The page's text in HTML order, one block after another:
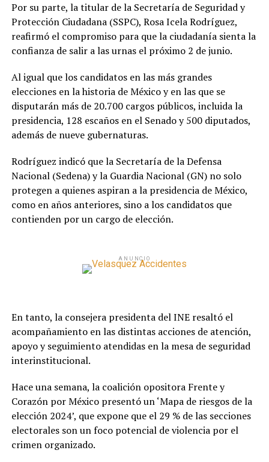
Por su parte, la titular de la Secretaría de Seguridad y
Protección Ciudadana (SSPC), Rosa Icela Rodríguez,
reafirmó el compromiso para que la ciudadanía sienta la
confianza de salir a las urnas el próximo 2 de junio.
Al igual que los candidatos en las más grandes
elecciones en la historia de México y en las que se
disputarán más de 20.700 cargos públicos, incluida la
presidencia, 128 escaños en el Senado y 500 diputados,
además de nueve gubernaturas.
Rodríguez indicó que la Secretaría de la Defensa
Nacional (Sedena) y la Guardia Nacional (GN) no solo
protegen a quienes aspiran a la presidencia de México,
como en años anteriores, sino a los candidatos que
contienden por un cargo de elección.
ANUNCIO
En tanto, la consejera presidenta del INE resaltó el
acompañamiento en las distintas acciones de atención,
apoyo y seguimiento atendidas en la mesa de seguridad
interinstitucional.
Hace una semana, la coalición opositora Frente y
Corazón por México presentó un ‘Mapa de riesgos de la
elección 2024’, que expone que el 29 % de las secciones
electorales son un foco potencial de violencia por el
crimen organizado.